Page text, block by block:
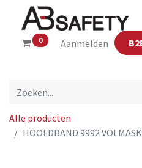
0 Aanmelden
Alle producten
HOOFDBAND 9992